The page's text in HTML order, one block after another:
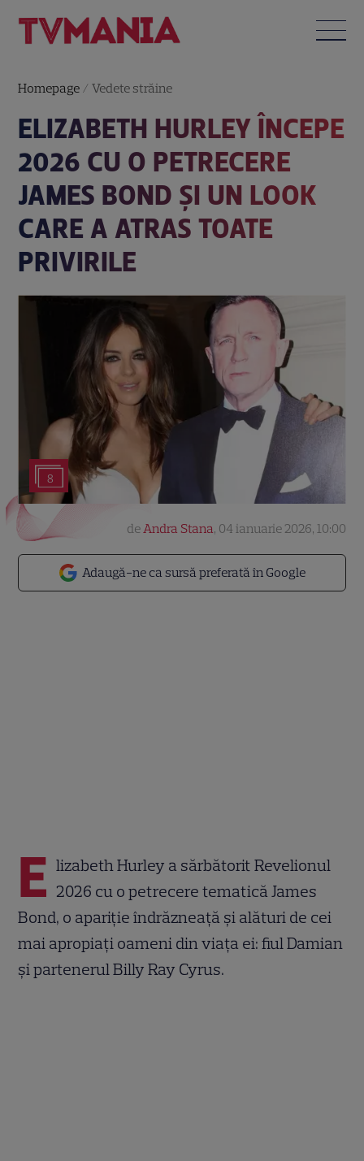
Homepage /Vedete străine
ELIZABETH HURLEY ÎNCEPE
2026 CU O PETRECERE
JAMES BOND ȘI UN LOOK
CARE A ATRAS TOATE
PRIVIRILE
8
Adaugă-ne ca sursă preferată în Google
deAndra Stana, 04 ianuarie 2026, 10:00
E lizabeth Hurley a sărbătorit Revelionul
2026 cu o petrecere tematică James
Bond, o apariție îndrăzneață și alături de cei
mai apropiați oameni din viața ei: fiul Damian
și partenerul Billy Ray Cyrus.